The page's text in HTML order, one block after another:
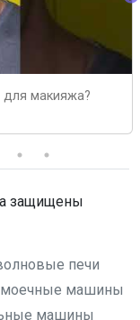
для макияжа?
защищены
печи
машины
машины